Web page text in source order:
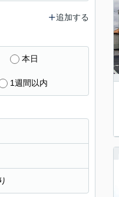
追加する
本日
1週間以内